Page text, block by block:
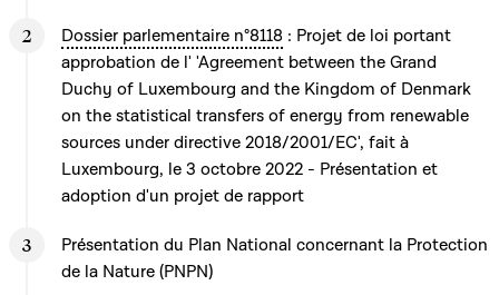
Dossier parlementaire n°8118 : Projet de loi portant
approbation de l' 'Agreement between the Grand
Duchy of Luxembourg and the Kingdom of Denmark
on the statistical transfers of energy from renewable
sources under directive 2018/2001/EC', fait à
Luxembourg, le 3 octobre 2022 - Présentation et
adoption d'un projet de rapport
Présentation du Plan National concernant la Protection
de la Nature (PNPN)